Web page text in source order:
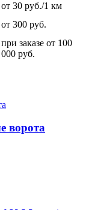
от 30 руб./1 км
от 300 руб.
при заказе от 100
000 руб.
ворота